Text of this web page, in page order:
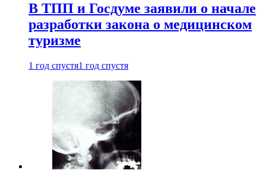
В ТПП и Госдуме заявили о начале
разработки закона о медицинском
туризме
1 год спустя1 год спустя